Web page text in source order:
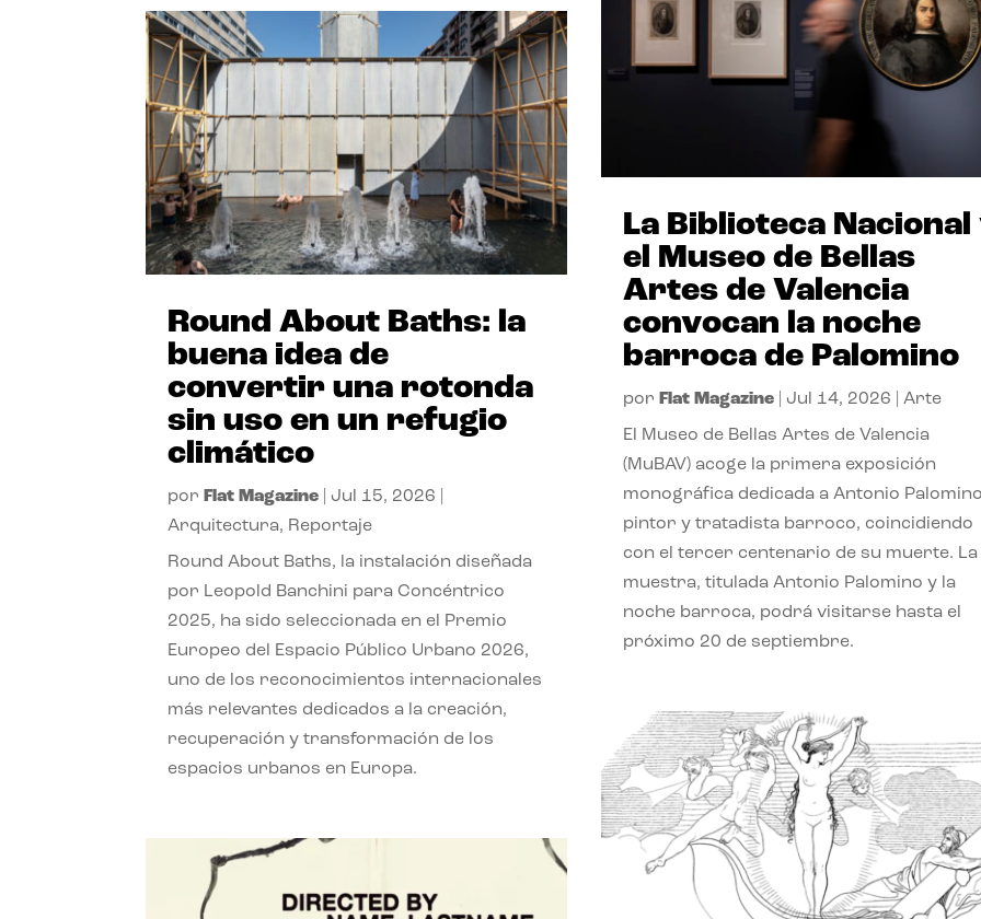
Round About Baths: la
buena idea de
convertir una rotonda
sin uso en un refugio
climático
por Flat Magazine Jul 15, 2026
Arquitectura, Reportaje
Round About Baths, la instalación diseñada
por Leopold Banchini para Concéntrico
2025, ha sido seleccionada en el Premio
Europeo del Espacio Público Urbano 2026,
uno de los reconocimientos internacionales
más relevantes dedicados a la creación,
recuperación y transformación de los
espacios urbanos en Europa.
La Biblioteca Nacional
el Museo de Bellas
Artes de Valencia
convocan la noche
barroca de Palomino
por Flat Magazine| Jul 14, 2026 Arte
El Museo de Bellas Artes de Valencia
(MuBAV) acoge la primera exposición
monográfica dedicada a Antonio
pintor y tratadista barroco, coincidiendo
con el tercer centenario de su muerte. La
muestra, titulada Antonio Palomino y la
noche barroca, podrá visitarse hasta el
próximo 20 de septiembre.